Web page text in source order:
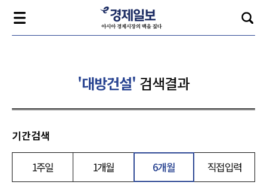
'대방건설' 검색결과
기간검색
1주일 1개월 6개월 직접입력